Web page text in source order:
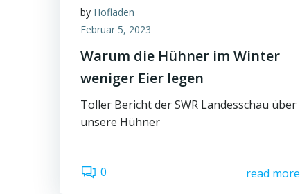
by Hofladen
Februar 5, 2023
Warum die Hühner im Winter
weniger Eier legen
Toller Bericht der SWR Landesschau über
unsere Hühner
0 read more